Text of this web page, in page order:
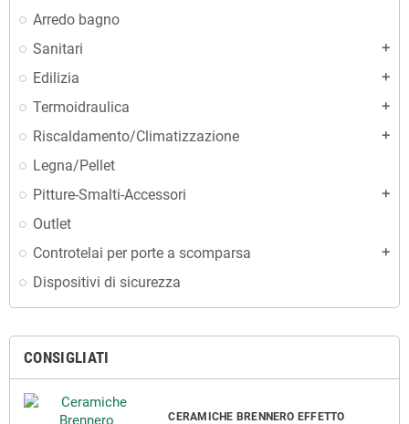
Arredo bagno
Sanitari
add
Edilizia add
Termoidraulica add
Riscaldamento/Climatizzazione add
Legna/Pellet
Pitture-Smalti-Accessori
add
Outlet
Controtelai per porte a scomparsa
add
Dispositivi di sicurezza
CONSIGLIATI
CERAMICHE BRENNERO EFFETTO